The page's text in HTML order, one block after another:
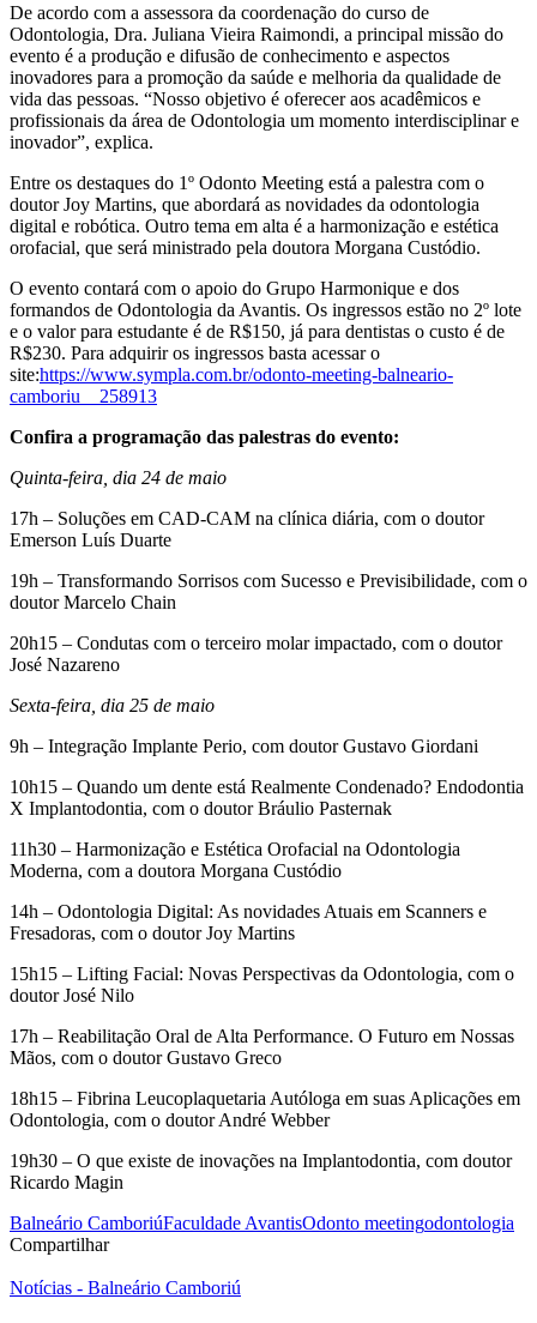
De acordo com a assessora da coordenação do curso de
Odontologia, Dra. Juliana Vieira Raimondi, a principal missão do
evento é a produção e difusão de conhecimento e aspectos
inovadores para a promoção da saúde e melhoria da qualidade de
vida das pessoas. “Nosso objetivo é oferecer aos acadêmicos e
profissionais da área de Odontologia um momento interdisciplinar e
inovador”, explica.
Entre os destaques do 1º Odonto Meeting está a palestra com o
doutor Joy Martins, que abordará as novidades da odontologia
digital e robótica. Outro tema em alta é a harmonização e estética
orofacial, que será ministrado pela doutora Morgana Custódio.
O evento contará com o apoio do Grupo Harmonique e dos
formandos de Odontologia da Avantis. Os ingressos estão no 2º lote
e o valor para estudante é de R$150, já para dentistas o custo é de
R$230. Para adquirir os ingressos basta acessar o
site:https://www.sympla.com.br/odonto-meeting-balneario-
camboriu__258913
Confira a programação das palestras do evento:
Quinta-feira, dia 24 de maio
17h – Soluções em CAD-CAM na clínica diária, com o doutor
Emerson Luís Duarte
19h – Transformando Sorrisos com Sucesso e Previsibilidade, com o
doutor Marcelo Chain
20h15 – Condutas com o terceiro molar impactado, com o doutor
José Nazareno
Sexta-feira, dia 25 de maio
9h – Integração Implante Perio, com doutor Gustavo Giordani
10h15 – Quando um dente está Realmente Condenado? Endodontia
X Implantodontia, com o doutor Bráulio Pasternak
11h30 – Harmonização e Estética Orofacial na Odontologia
Moderna, com a doutora Morgana Custódio
14h – Odontologia Digital: As novidades Atuais em Scanners e
Fresadoras, com o doutor Joy Martins
15h15 – Lifting Facial: Novas Perspectivas da Odontologia, com o
doutor José Nilo
17h – Reabilitação Oral de Alta Performance. O Futuro em Nossas
Mãos, com o doutor Gustavo Greco
18h15 – Fibrina Leucoplaquetaria Autóloga em suas Aplicações em
Odontologia, com o doutor André Webber
19h30 – O que existe de inovações na Implantodontia, com doutor
Ricardo Magin
Balneário CamboriúFaculdade AvantisOdonto meetingodontologia
Compartilhar
Notícias - Balneário Camboriú